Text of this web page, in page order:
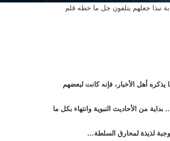
نبذا جعلهم يتلفون جل ما خطه قلم
أهل الأخبار، فإنه كانت لبعضهم
من الأحاديث النبوية وانتهاء بكل ما
لذيذة لمحارق السلطة…